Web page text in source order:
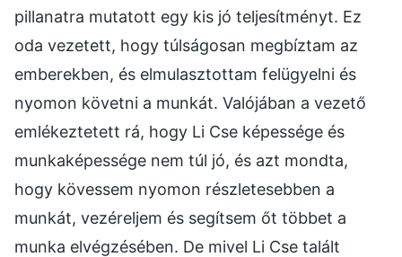
pillanatra mutatott egy kis jó teljesítményt. Ez
oda vezetett, hogy túlságosan megbíztam az
emberekben, és elmulasztottam felügyelni és
nyomon követni a munkát. Valójában a vezető
emlékeztetett rá, hogy Li Cse képessége és
munkaképessége nem túl jó, és azt mondta,
hogy kövessem nyomon részletesebben a
munkát, vezéreljem és segítsem őt többet a
munka elvégzésében. De mivel Li Cse talált